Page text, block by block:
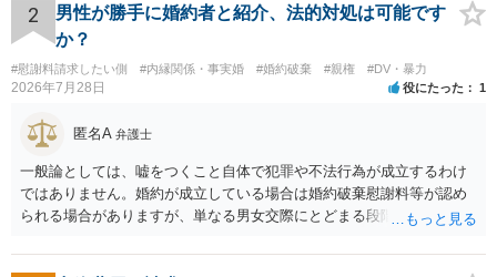
明確にいえないような案件において開示がなされる可能性も低いので
はないかと推察します。
2
男性が勝手に婚約者と紹介、法的対処は可能です
か？
#慰謝料請求したい側 #内縁関係・事実婚 #婚約破棄 #親権 #DV・暴力
2026年7月28日 役にたった 1
匿名A 弁護士
一般論としては、嘘をつくこと自体で犯罪や不法行為が成立するわけ
ではありません。婚約が成立している場合は婚約破棄慰謝料等が認め
られる場合がありますが、単なる男女交際にとどまる段階の場合、独
慰謝料は生じないことが多いと思われます。 お怒りはごもっともです